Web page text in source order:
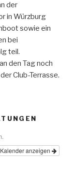
der
in Würzburg
sowie ein
bei
teil.
den Tag noch
Club-Terrasse.
Kalender anzeigen